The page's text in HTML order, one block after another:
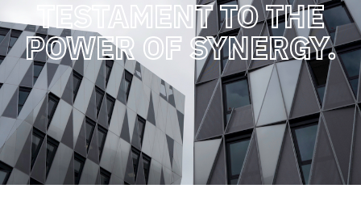
TESTAMENT TO THE
POWER OF SYNERGY.